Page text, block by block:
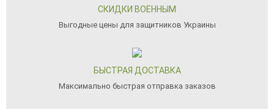
СКИДКИ ВОЕННЫМ
Выгодные цены для защитников Украины
БЫСТРАЯ ДОСТАВКА
Максимально быстрая отправка заказов